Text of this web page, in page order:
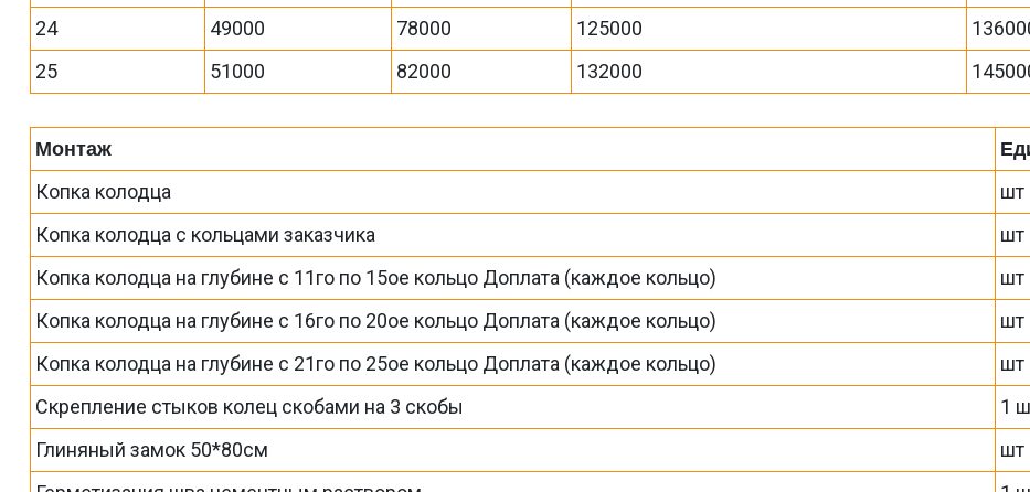
24
49000 78000 125000
25
51000 82000 132000
Монтаж
Копка колодца шт
Копка колодца с кольцами заказчика
шт
Копка колодца на глубине с 11го по 15ое кольцо Доплата (каждое кольцо)
шт
Копка колодца на глубине с 16го по 20ое кольцо Доплата (каждое кольцо)
шт
Копка колодца на глубине с 21го по 25ое кольцо Доплата (каждое кольцо)
шт
Скрепление стыков колец скобами на 3 скобы
1
Глиняный замок 50*80см
шт